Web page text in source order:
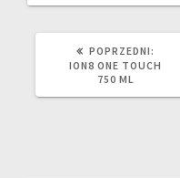
POPRZEDNI:
WPIS:
ION8 ONE TOUCH
750 ML